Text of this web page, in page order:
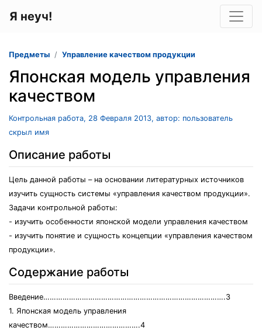
Я неуч!
Предметы Управление качеством продукции
Японская модель управления
качеством
Контрольная работа, 28 Февраля 2013, автор: пользователь
скрыл имя
Описание работы
Цель данной работы – на основании литературных источников
изучить сущность системы «управления качеством продукции».
Задачи контрольной работы:
- изучить особенности японской модели управления качеством
- изучить понятие и сущность концепции «управления качеством
продукции».
Содержание работы
Введение………………………………………………………………………….3
1. Японская модель управления
качеством…………………………………….4